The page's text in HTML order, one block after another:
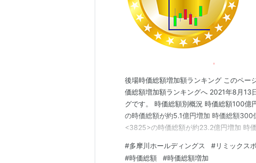
後場時価総額増加額ランキング このペ
価総額増加額ランキングへ 2021年8月13
グです。 時価総額別概況 時価総額100
の時価総額が約5.1億円増加 時価総額300
<3825>の時価総額が約23.2億円増加 時
パレス21<8848>の時価総額が約39.5億
#多摩川ホールディングス #リミックス
#時価総額 #時価総額増加